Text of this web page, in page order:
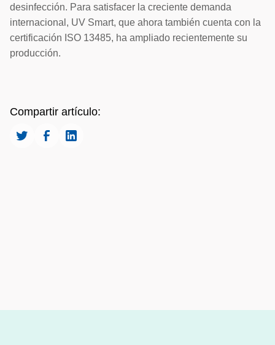
desinfección. Para satisfacer la creciente demanda
internacional, UV Smart, que ahora también cuenta con la
certificación ISO 13485, ha ampliado recientemente su
producción.
Compartir artículo: